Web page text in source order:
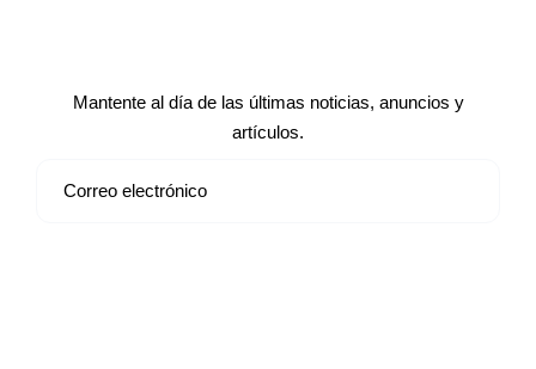
Mantente al día de las últimas noticias, anuncios y
artículos.